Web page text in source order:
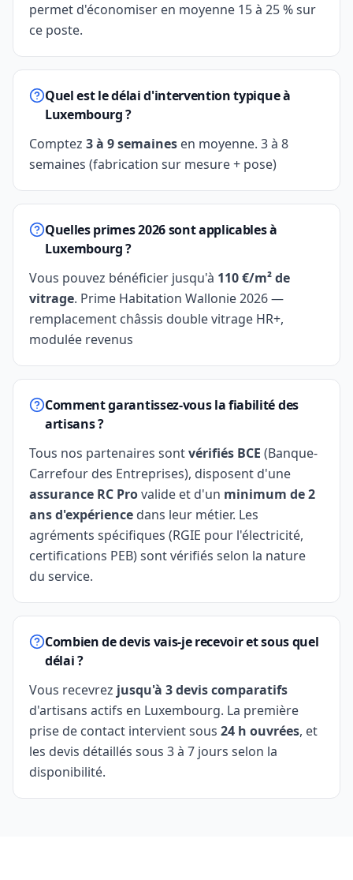
permet d'économiser en moyenne 15 à 25 % sur
ce poste.
Quel est le délai d'intervention typique à
Luxembourg ?
Comptez 3 à 9 semaines en moyenne. 3 à 8
semaines (fabrication sur mesure + pose)
Quelles primes 2026 sont applicables à
Luxembourg ?
Vous pouvez bénéficier jusqu'à 110 €/m² de
vitrage. Prime Habitation Wallonie 2026 —
remplacement châssis double vitrage HR+,
modulée revenus
Comment garantissez-vous la fiabilité des
artisans ?
Tous nos partenaires sontvérifiés BCE (Banque-
Carrefour des Entreprises), disposent d'une
assurance RC Provalide et d'un minimum de 2
ans d'expérience dans leur métier. Les
agréments spécifiques (RGIE pour l'électricité,
certifications PEB) sont vérifiés selon la nature
du service.
Combien de devis vais-je recevoir et sous quel
délai ?
Vous recevrez jusqu'à 3 devis comparatifs
d'artisans actifs en Luxembourg. La première
prise de contact intervient sous 24 h ouvrées, et
les devis détaillés sous 3 à 7 jours selon la
disponibilité.